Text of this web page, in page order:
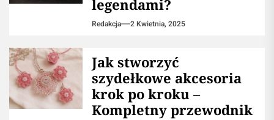
legendami?
Redakcja 2 Kwietnia, 2025
Jak stworzyć
szydełkowe akcesoria
krok po kroku –
Kompletny przewodnik